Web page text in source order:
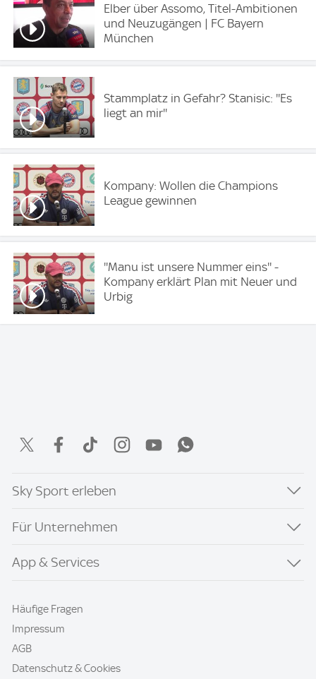
Elber über Assomo, Titel-Ambitionen
und Neuzugängen | FC Bayern
München
Stammplatz in Gefahr? Stanisic: ''Es
liegt an mir''
Kompany: Wollen die Champions
League gewinnen
''Manu ist unsere Nummer eins'' -
Kompany erklärt Plan mit Neuer und
Urbig
Sky Sport erleben
Für Unternehmen
App & Services
Häufige Fragen
Impressum
AGB
Datenschutz & Cookies